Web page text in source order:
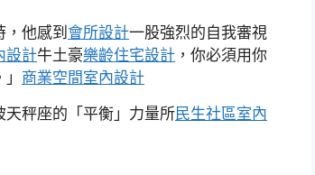
他感到 會所設計一股強烈的自我審視
設計牛土豪樂齡住宅設計 ，你必須用你
商業空間室內設計
秤座的「平衡」力量所民生社區室內